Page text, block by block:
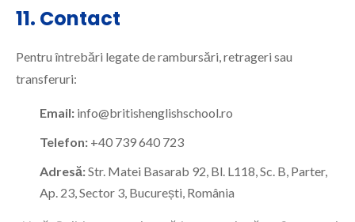
11. Contact
Pentru întrebări legate de rambursări, retrageri sau
transferuri:
Email: info@britishenglishschool.ro
Telefon: +40 739 640 723
Adresă:Str. Matei Basarab 92, Bl. L118, Sc. B, Parter,
Ap. 23, Sector 3, București, România